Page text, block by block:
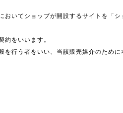
いてショップが開設するサイトを「シ
約をいいます。
を行う者をいい、当該販売媒介のため